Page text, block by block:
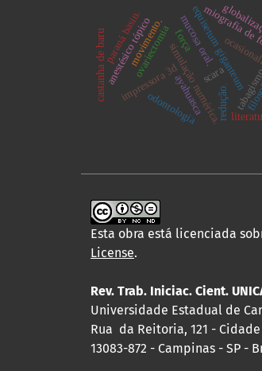
impressora 3d scara
simulação numérica.
equisetum giganteum
ovariectomia miografia
ayahuasca redução.
força
movimento.
anestésico tópico
odontologia
mucosa oral.
paraná basin.
castanha de baru
Esta obra está licenciada
License.
Rev. Trab. Iniciac. Cient.
Universidade Estadual de
Rua da Reitoria, 121 -
13083-872 - Campinas - SP -